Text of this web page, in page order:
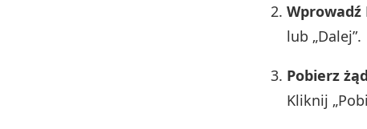
Wprowadź
lub „Dalej”.
Pobierz
Kliknij